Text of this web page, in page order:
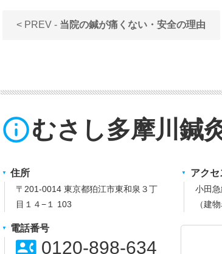
< PREV - 当院の鍼が痛くない・安全の理由
info_outlineむさし多摩川鍼
住所
〒201-0014 東京都狛江市東和泉３丁
目１４−１ 103
電話番号
contact_phone0120-898-634
アクセ
小田
（建